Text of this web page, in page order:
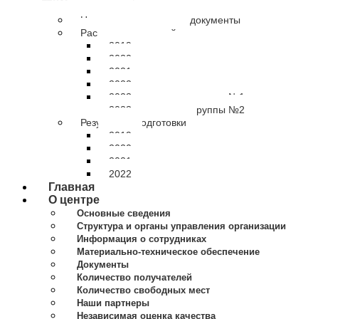
Нормативно-правовые документы
Расписание занятий
2019 расписание
2020 расписание
2021 расписание
2022 расписание
2023 расписание группы №1
2023 расписание группы №2
Результаты подготовки
2019
2020
2021
2022
Главная
О центре
Основные сведения
Структура и органы управления организации
Информация о сотрудниках
Материально-техническое обеспечение
Документы
Количество получателей
Количество свободных мест
Наши партнеры
Независимая оценка качества